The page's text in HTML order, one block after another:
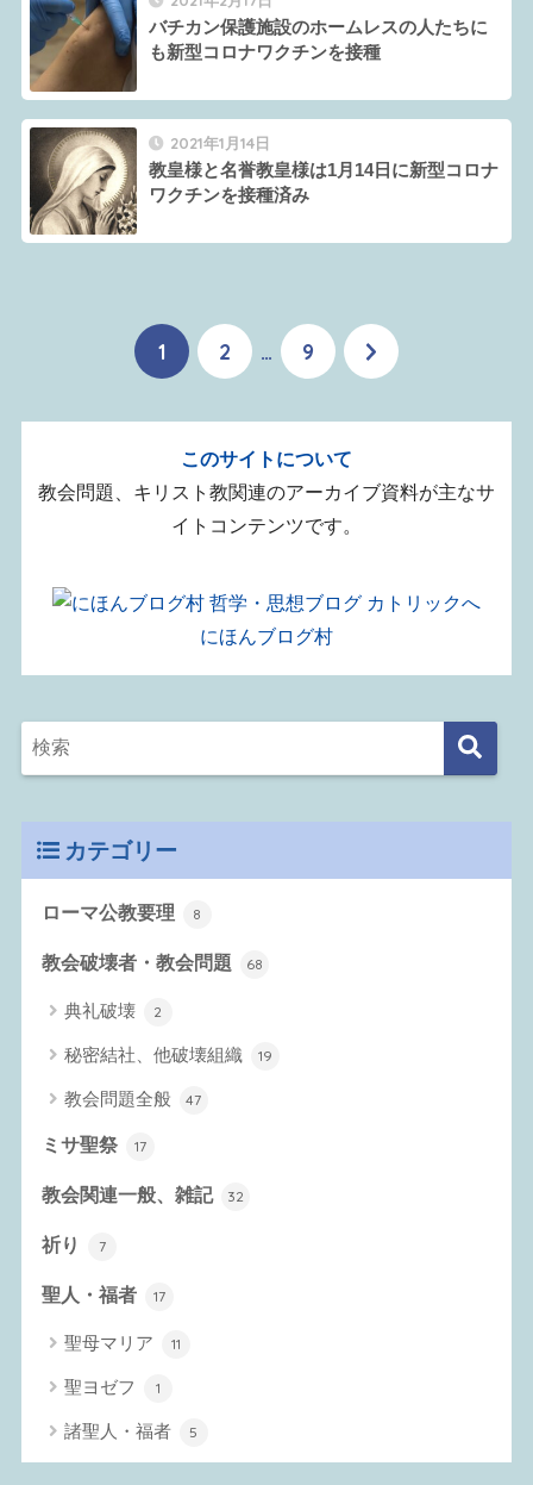
バチカン保護施設のホームレスの人たちに
も新型コロナワクチンを接種
2021年1月14日
教皇様と名誉教皇様は1月14日に新型コロナ
ワクチンを接種済み
1 2 … 9
このサイトについて
教会問題、キリスト教関連のアーカイブ資料が主なサ
イトコンテンツです。
にほんブログ村
カテゴリー
ローマ公教要理 8
教会破壊者・教会問題 68
典礼破壊 2
秘密結社、他破壊組織 19
教会問題全般 47
ミサ聖祭 17
教会関連一般、雑記 32
祈り 7
聖人・福者 17
聖母マリア 11
聖ヨゼフ 1
諸聖人・福者 5